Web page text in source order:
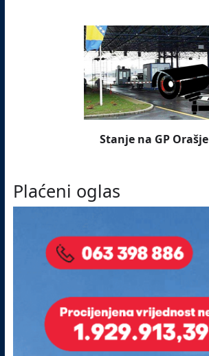
Stanje na GP Orašje
Plaćeni oglas